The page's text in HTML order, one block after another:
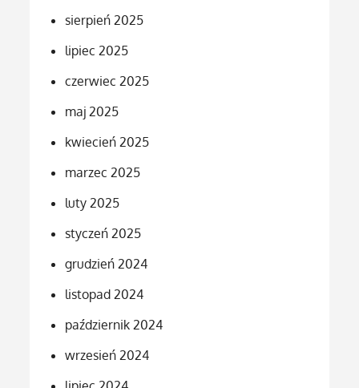
sierpień 2025
lipiec 2025
czerwiec 2025
maj 2025
kwiecień 2025
marzec 2025
luty 2025
styczeń 2025
grudzień 2024
listopad 2024
październik 2024
wrzesień 2024